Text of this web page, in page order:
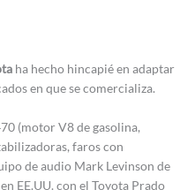
ha hecho hincapié en adaptar
en que se comercializa.
(motor V8 de gasolina,
faros con
de audio Mark Levinson de
EE.UU. con el Toyota Prado